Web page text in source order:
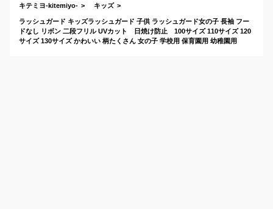
キテミヨ-kitemiyo- キッズ
ラッシュガード キッズラッシュガード 子供 ラッシュガード女の子 長袖 フー
ドなし リボン 二段フリル UVカット 日焼け防止 100サイズ 110サイズ 120
サイズ 130サイズ かわいい 柄たくさん 女の子 学校用 保育園用 幼稚園用